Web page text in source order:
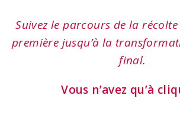
Suivez le parcours de la
première jusqu’à la
final.
Vous n’avez qu’à